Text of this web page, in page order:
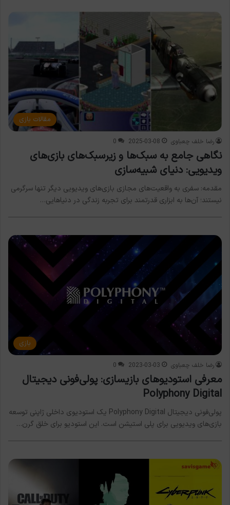
مقالات بازی
رضا خلف چعباوی 2025-03-08
0
نگاهی جامع به سبک‌ها و زیرسبک‌های بازی‌های
ویدیویی: دنیای شبیه‌سازی
مقدمه: سفری به واقعیت‌های مجازی بازی‌های ویدیویی دیگر تنها سرگرمی
نیستند؛ آن‌ها به ابزاری قدرتمند برای تجربه زندگی در دنیاهایی…
بازی
رضا خلف چعباوی 2023-03-03
0
معرفی استودیوهای بازیسازی: پولی‌فونی دیجیتال
Polyphony Digital
پولی‌فونی دیجیتال Polyphony Digital یک استودیوی داخلی ژاپنی توسعه
بازی‌های ویدیویی برای پلی استیشن است. این استودیو برای خلق گرن…